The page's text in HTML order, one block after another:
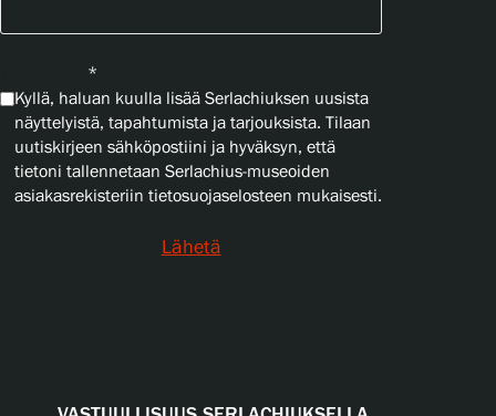
*
Kyllä, haluan kuulla lisää Serlachiuksen uusista
näyttelyistä, tapahtumista ja tarjouksista. Tilaan
uutiskirjeen sähköpostiini ja hyväksyn, että
tietoni tallennetaan Serlachius-museoiden
asiakasrekisteriin tietosuojaselosteen mukaisesti.
Lähetä